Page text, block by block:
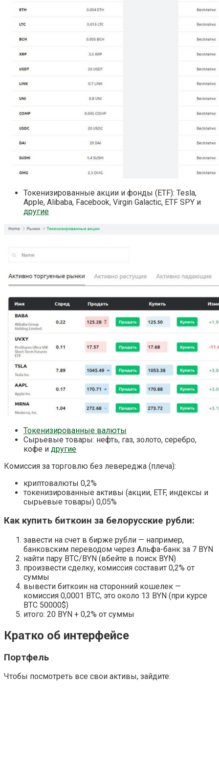
Токенизированные акции и фонды (ETF): Tesla,
Apple, Alibaba, Facebook, Virgin Galactic, ETF SPY и
другие
Токенизированные валюты
Сырьевые товары: нефть, газ, золото, серебро,
кофе и другие
Комиссия за торговлю без левереджа (плеча):
криптовалюты 0,2%
токенизированные активы (акции, ETF, индексы и
сырьевые товары) 0,05%
Как купить биткоин за белорусские рубли:
завести на счет в бирже рубли — например,
банковским переводом через Альфа-банк за 7 BYN
найти пару BTC/BYN (вбейте в поиск BYN)
произвести сделку, комиссия составит 0,2% от
суммы
вывести биткоин на сторонний кошелек —
комиссия 0,0001 BTC, это около 13 BYN (при курсе
BTC 50000$)
итого: 20 BYN + 0,2% от суммы
Кратко об интерфейсе
Портфель
Чтобы посмотреть все свои активы, зайдите: